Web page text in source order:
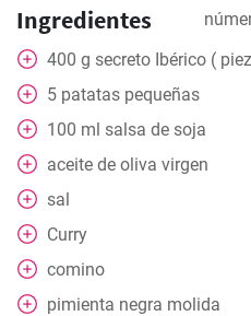
Ingredientes
400 g secreto Ibérico (
5 patatas pequeñas
100 ml salsa de soja
aceite de oliva virgen
sal
Curry
comino
pimienta negra molida